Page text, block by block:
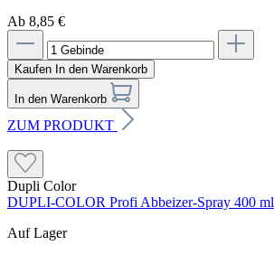
Ab 8,85 €
Kaufen In den Warenkorb
In den Warenkorb
ZUM PRODUKT
Dupli Color
DUPLI-COLOR Profi Abbeizer-Spray 400 ml
Auf Lager